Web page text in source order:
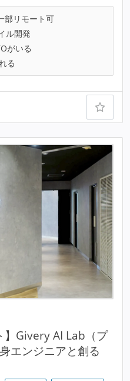
部リモート可
ル開発
がいる
る
】Givery AI Lab（プ
エンジニアと創る